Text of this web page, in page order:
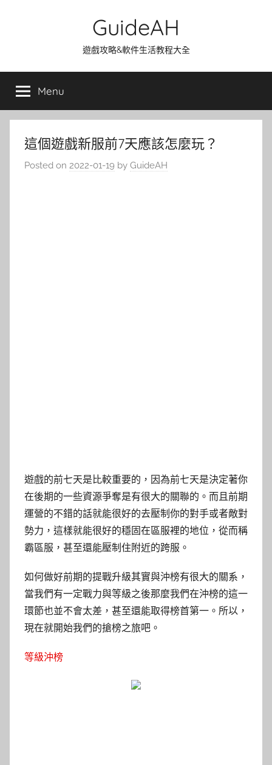
GuideAH
遊戲攻略&軟件生活教程大全
Menu
這個遊戲新服前7天應該怎麼玩？
Posted on 2022-01-19 by GuideAH
遊戲的前七天是比較重要的，因為前七天是決定著你
在後期的一些資源爭奪是有很大的關聯的。而且前期
運營的不錯的話就能很好的去壓制你的對手或者敵對
勢力，這樣就能很好的穩固在區服裡的地位，從而稱
霸區服，甚至還能壓制住附近的跨服。
如何做好前期的提戰升級其實與沖榜有很大的關系，
當我們有一定戰力與等級之後那麼我們在沖榜的這一
環節也並不會太差，甚至還能取得榜首第一。所以，
現在就開始我們的搶榜之旅吧。
等級沖榜